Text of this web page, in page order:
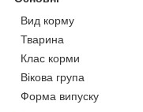
Вид корму
Тварина
Клас корми
Вікова група
Форма випуску